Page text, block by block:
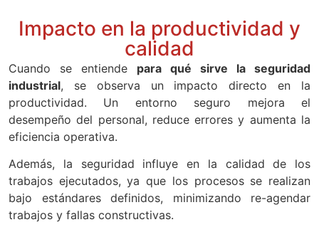
Impacto en la productividad y
calidad
Cuando se entiende para qué sirve la seguridad
industrial, se observa un impacto directo en la
productividad. Un entorno seguro mejora el
desempeño del personal, reduce errores y aumenta la
eficiencia operativa.
Además, la seguridad influye en la calidad de los
trabajos ejecutados, ya que los procesos se realizan
bajo estándares definidos, minimizando re-agendar
trabajos y fallas constructivas.